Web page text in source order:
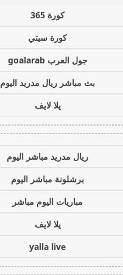
كورة 365
كورة سيتي
جول العرب goalarab
بث مباشر ريال مدريد اليوم
يلا لايف
ريال مدريد مباشر اليوم
برشلونة مباشر اليوم
مباريات اليوم مباشر
يلا لايف
yalla live